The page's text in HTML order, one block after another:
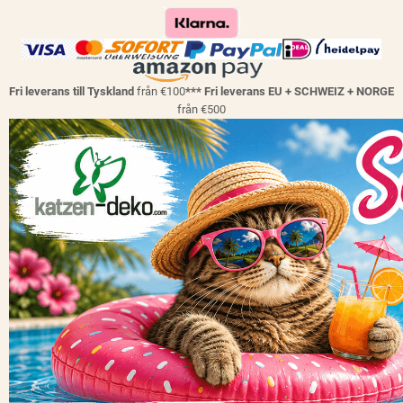
Fri leverans till Tyskland från €100*** Fri leverans EU + SCHWEIZ + NORGE
från €500